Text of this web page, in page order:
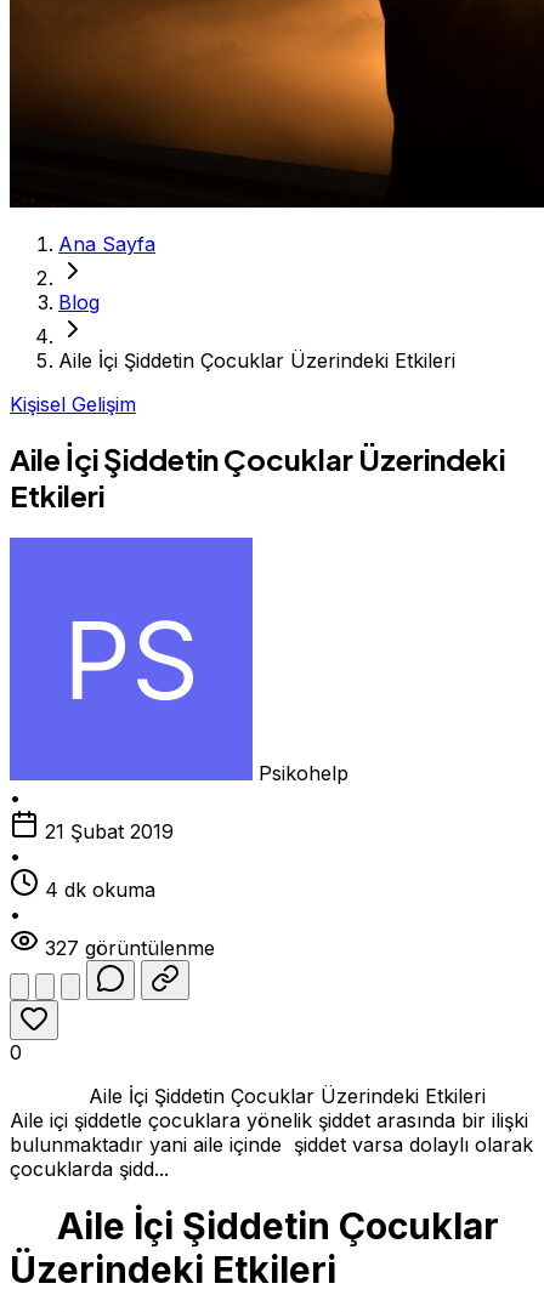
Ana Sayfa
Blog
Aile İçi Şiddetin Çocuklar Üzerindeki Etkileri
Kişisel Gelişim
Aile İçi Şiddetin Çocuklar Üzerindeki
Etkileri
Psikohelp
•
21 Şubat 2019
•
4 dk okuma
•
327 görüntülenme
0
Aile İçi Şiddetin Çocuklar Üzerindeki Etkileri
Aile içi şiddetle çocuklara yönelik şiddet arasında bir ilişki
bulunmaktadır yani aile içinde şiddet varsa dolaylı olarak
çocuklarda şidd...
Aile İçi Şiddetin Çocuklar
Üzerindeki Etkileri